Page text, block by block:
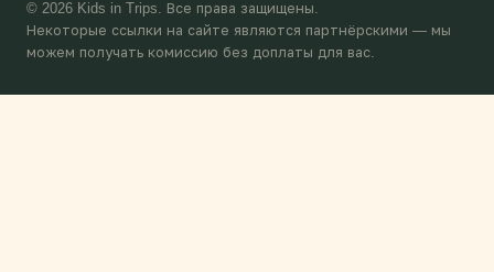
© 2026 Kids in Trips. Все права защищены.
Некоторые ссылки на сайте являются партнёрскими — мы
можем получать комиссию без доплаты для вас.